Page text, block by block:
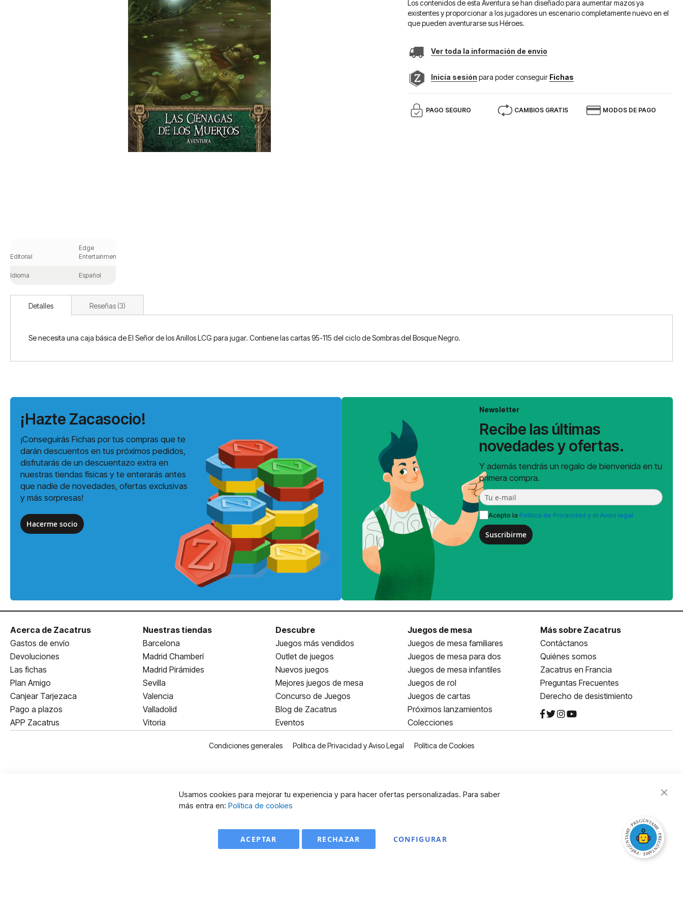
de
imágenes
Los contenidos de esta Aventura se han diseñado para aumentar mazos ya
existentes y proporcionar a los jugadores un escenario completamente nuevo en el
que pueden aventurarse sus Héroes.
Ver toda la información de envio
Inicia sesión para poder conseguir Fichas
PAGO SEGURO CAMBIOS GRATIS MODOS DE PAGO
Editorial
Edge
Entertainment
Idioma Español
Detalles
Se necesita una caja básica de El Señor de los Anillos LCG para jugar. Contiene las cartas 95-115 del ciclo de Sombras del Bosque Negro.
Reseñas 3
¡Hazte Zacasocio!
¡Conseguirás Fichas por tus compras que te
darán descuentos en tus próximos pedidos,
disfrutarás de un descuentazo extra en
nuestras tiendas físicas y te enterarás antes
que nadie de novedades, ofertas exclusivas
y más sorpresas!
Hacerme socio
Newsletter
Recibe las últimas
novedades y ofertas.
Y además tendrás un regalo de bienvenida en tu
primera compra.
Acepto la Política de Privacidad y el Aviso legal
Suscribirme
Acerca de Zacatrus
Gastos de envío
Devoluciones
Las fichas
Plan Amigo
Canjear Tarjezaca
Pago a plazos
APP Zacatrus
Nuestras tiendas
Barcelona
Madrid Chamberí
Madrid Pirámides
Sevilla
Valencia
Valladolid
Vitoria
Descubre
Juegos más vendidos
Outlet de juegos
Nuevos juegos
Mejores juegos de mesa
Concurso de Juegos
Blog de Zacatrus
Eventos
Juegos de mesa
Juegos de mesa familiares
Juegos de mesa para dos
Juegos de mesa infantiles
Juegos de rol
Juegos de cartas
Próximos lanzamientos
Colecciones
Más sobre Zacatrus
Contáctanos
Quiénes somos
Zacatrus en Francia
Preguntas Frecuentes
Derecho de desistimiento
Condiciones generales Política de Privacidad y Aviso Legal Política de Cookies
Usamos cookies para mejorar tu experiencia y para hacer ofertas personalizadas. Para saber
más entra en: Política de cookies
ACEPTAR CONFIGURAR
RECHAZAR